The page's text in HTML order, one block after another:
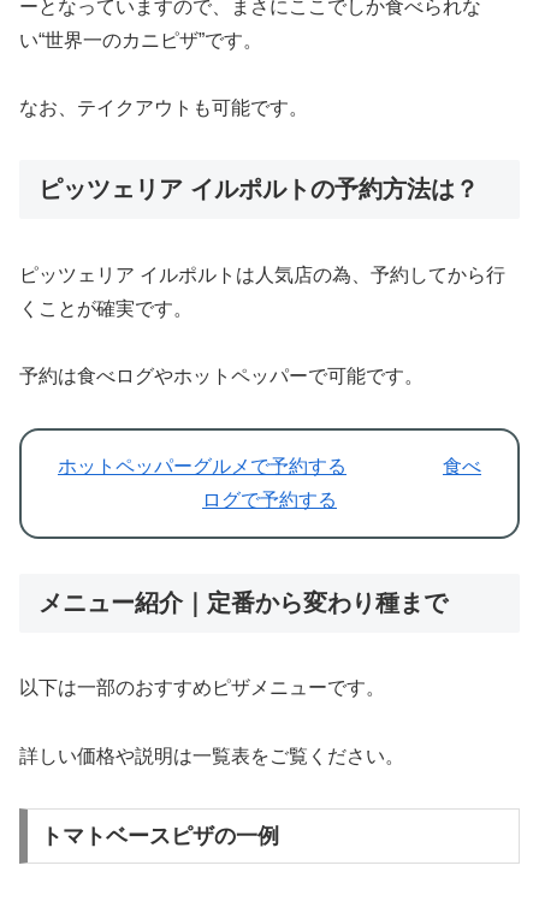
ーとなっていますので、まさにここでしか食べられな
い“世界一のカニピザ”です。
なお、テイクアウトも可能です。
ピッツェリア イルポルトの予約方法は？
ピッツェリア イルポルトは人気店の為、予約してから行
くことが確実です。
予約は食べログやホットペッパーで可能です。
ホットペッパーグルメで予約する
食べ
ログで予約する
メニュー紹介｜定番から変わり種まで
以下は一部のおすすめピザメニューです。
詳しい価格や説明は一覧表をご覧ください。
トマトベースピザの一例